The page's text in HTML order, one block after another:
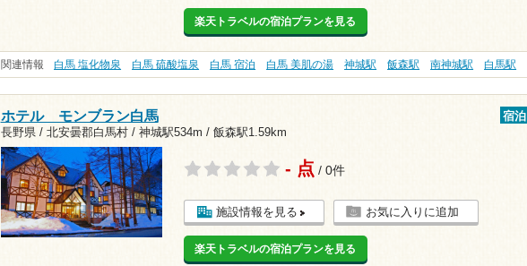
楽天トラベルの宿泊プランを見る
関連情報 白馬 塩化物泉 白馬 硫酸塩泉 白馬 宿泊 白馬 美肌の湯 神城駅 飯森駅 南神城駅 白馬駅
ホテル モンブラン白馬
長野県 / 北安曇郡白馬村 / 神城駅534m / 飯森駅1.59km
宿泊
- 点 / 0件
施設情報を見る お気に入りに追加
楽天トラベルの宿泊プランを見る